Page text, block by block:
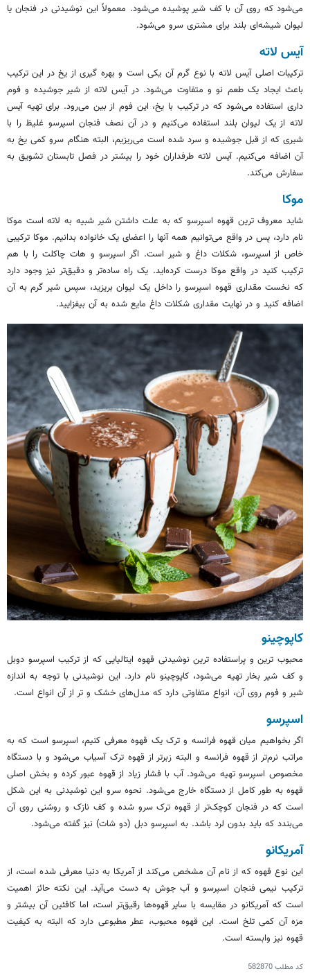
می‌شود که روی آن با کف شیر پوشیده می‌شود. معمولاً این نوشیدنی در فنجان یا
لیوان شیشه‌ای بلند برای مشتری سرو می‌شود.
آیس لاته
ترکیبات اصلی آیس لاته با نوع گرم آن یکی است و بهره گیری از یخ در این ترکیب
باعث ایجاد یک طعم نو و متفاوت می‌شود. در آیس لاته از شیر جوشیده و فوم
داری استفاده می‌شود که در ترکیب با یخ، این فوم از بین می‌رود. برای تهیه آیس
لاته از یک لیوان بلند استفاده می‌کنیم و در آن نصف فنجان اسپرسو غلیظ را با
شیری که از قبل جوشیده و سرد شده است می‌ریزیم، البته هنگام سرو کمی یخ به
آن اضافه می‌کنیم. آیس لاته طرفداران خود را بیشتر در فصل تابستان تشویق به
سفارش می‌کند.
موکا
شاید معروف ترین قهوه اسپرسو که به علت داشتن شیر شبیه به لاته است موکا
نام دارد، پس در واقع می‌توانیم همه آنها را اعضای یک خانواده بدانیم. موکا ترکیبی
خاص از اسپرسو، شکلات داغ و شیر است. اگر اسپرسو و هات چاکلت را با هم
ترکیب کنید در واقع موکا درست کرده‌اید. یک راه ساده‌تر و دقیق‌تر نیز وجود دارد
که نخست مقداری قهوه اسپرسو را داخل یک لیوان بریزید، سپس شیر گرم به آن
اضافه کنید و در نهایت مقداری شکلات داغ مایع شده به آن بیفزایید.
کاپوچینو
محبوب ترین و پراستفاده ترین نوشیدنی قهوه ایتالیایی که از ترکیب اسپرسو دوبل
و کف شیر بخار تهیه می‌شود، کاپوچینو نام دارد. این نوشیدنی با توجه به اندازه
شیر و فوم روی آن، انواع متفاوتی دارد که مدل‌های خشک و تر از آن انواع است.
اسپرسو
اگر بخواهیم میان قهوه فرانسه و ترک یک قهوه معرفی کنیم، اسپرسو است که به
مراتب نرم‌تر از قهوه فرانسه و البته زبرتر از قهوه ترک آسیاب می‌شود و با دستگاه
مخصوص اسپرسو تهیه می‌شود. آب با فشار زیاد از قهوه عبور کرده و بخش اصلی
قهوه به طور کامل از دستگاه خارج می‌شود. نحوه سرو این نوشیدنی به این شکل
است که در فنجان کوچک‌تر از قهوه ترک سرو شده و کف نازک و روشنی روی آن
می‌بندد که باید بدون لرد باشد. به اسپرسو دبل (دو شات) نیز گفته می‌شود.
آمریکانو
این نوع قهوه که از نام آن مشخص می‌کند از آمریکا به دنیا معرفی شده است، از
ترکیب نیمی فنجان اسپرسو و آب جوش به دست می‌آید. این نکته حائز اهمیت
است که آمریکانو در مقایسه با سایر قهوه‌ها رقیق‌تر است، اما کافئین آن بیشتر و
مزه آن کمی تلخ است. این قهوه محبوب، عطر مطبوعی دارد که البته به کیفیت
قهوه نیز وابسته است.
کد مطلب582870